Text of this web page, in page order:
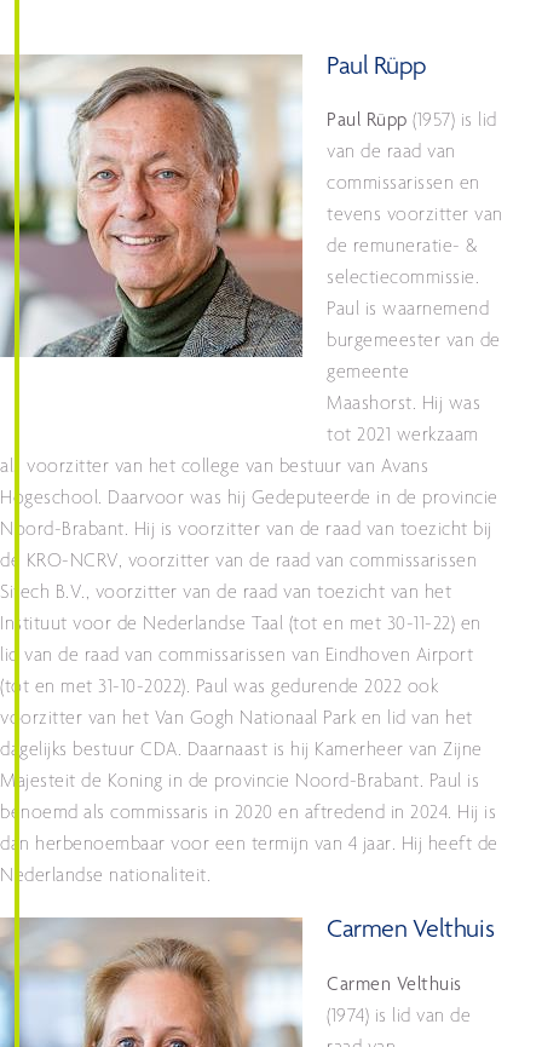
Paul Rüpp
Paul Rüpp (1957) is lid
van de raad van
commissarissen en
tevens voorzitter van
de remuneratie- &
selectiecommissie.
Paul is waarnemend
burgemeester van de
gemeente
Maashorst. Hij was
tot 2021 werkzaam
als voorzitter van het college van bestuur van Avans
Hogeschool. Daarvoor was hij Gedeputeerde in de provincie
Noord-Brabant. Hij is voorzitter van de raad van toezicht bij
de KRO-NCRV, voorzitter van de raad van commissarissen
Sitech B.V., voorzitter van de raad van toezicht van het
Instituut voor de Nederlandse Taal (tot en met 30-11-22) en
lid van de raad van commissarissen van Eindhoven Airport
(tot en met 31-10-2022). Paul was gedurende 2022 ook
voorzitter van het Van Gogh Nationaal Park en lid van het
dagelijks bestuur CDA. Daarnaast is hij Kamerheer van Zijne
Majesteit de Koning in de provincie Noord-Brabant. Paul is
benoemd als commissaris in 2020 en aftredend in 2024. Hij is
dan herbenoembaar voor een termijn van 4 jaar. Hij heeft de
Nederlandse nationaliteit.
Carmen Velthuis
Carmen Velthuis
(1974) is lid van de